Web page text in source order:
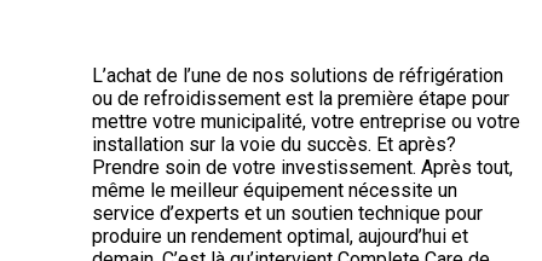
L’achat de l’une de nos solutions de réfrigération
ou de refroidissement est la première étape pour
mettre votre municipalité, votre entreprise ou votre
installation sur la voie du succès. Et après?
Prendre soin de votre investissement. Après tout,
même le meilleur équipement nécessite un
service d’experts et un soutien technique pour
produire un rendement optimal, aujourd’hui et